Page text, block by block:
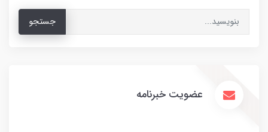
جستجو
عضویت خبرنامه